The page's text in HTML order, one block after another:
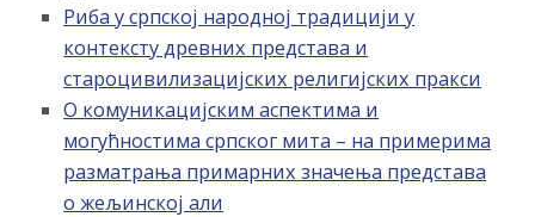
Риба у српској народној традицији у
контексту древних представа и
староцивилизацијских религијских пракси
О комуникацијским аспектима и
могућностима српског мита – на примерима
разматрања примарних значења представа
о жељинској али